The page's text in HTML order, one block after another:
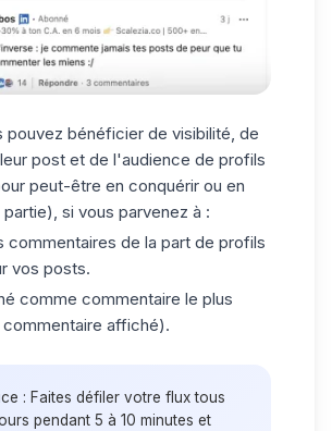
pouvez bénéficier de visibilité, de
post et de l'audience de profils
peut-être en conquérir ou en
si vous parvenez à :
commentaires de la part de profils
vos posts.
comme commentaire le plus
commentaire affiché).
: Faites défiler votre flux tous
pendant 5 à 10 minutes et